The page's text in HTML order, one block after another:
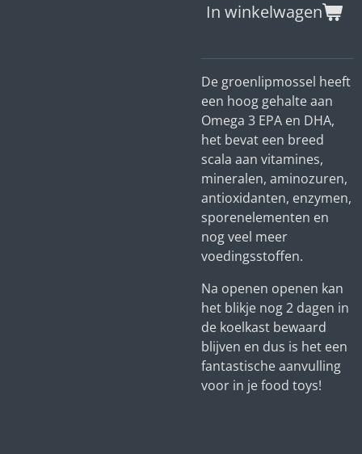
In winkelwagen
De groenlipmossel heeft
een hoog gehalte aan
Omega 3 EPA en DHA,
het bevat een breed
scala aan vitamines,
mineralen, aminozuren,
antioxidanten, enzymen,
sporenelementen en
nog veel meer
voedingsstoffen.
Na openen openen kan
het blikje nog 2 dagen in
de koelkast bewaard
blijven en dus is het een
fantastische aanvulling
voor in je food toys!